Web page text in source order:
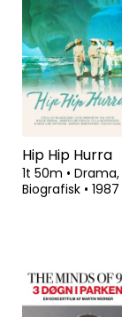
Hip Hip Hurra
1t 50m • Drama,
Biografisk • 1987